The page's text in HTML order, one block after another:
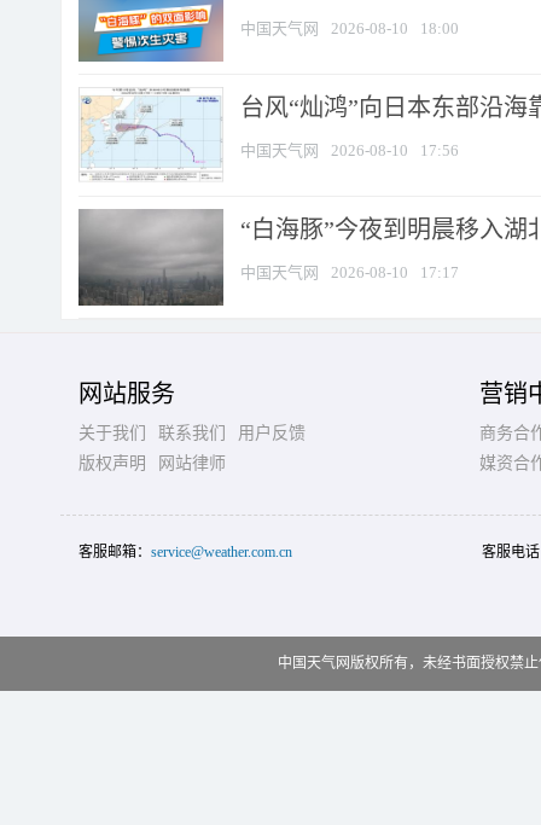
中国天气网 2026-08-10 18:00
台风“灿鸿”向日本东部沿海
中国天气网 2026-08-10 17:56
“白海豚”今夜到明晨移入湖
中国天气网 2026-08-10 17:17
网站服务
关于我们 联系我们
用户反馈
版权声明
网站律师
营销
商务合
媒资合
客服邮箱： service@weather.com.cn 客服电
中国天气网版权所有，未经书面授权